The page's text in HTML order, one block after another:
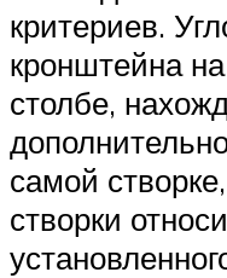
критериев.
кронштейна
столбе,
самой
створки